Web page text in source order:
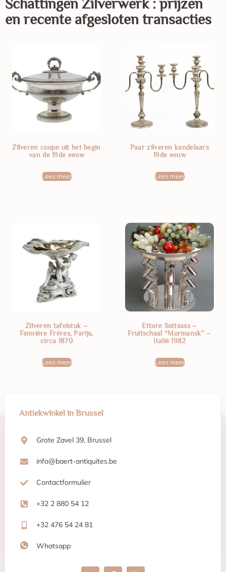
Schattingen Zilverwerk: prijzen
en recente afgesloten transacties
Zilveren coupe uit het begin
van de 19de eeuw
Lees meer
Paar zilveren kandelaars
19de eeuw
Lees meer
Zilveren tafelstuk –
Fannière Frères, Parijs,
circa 1870
Lees meer
Ettore Sottsass –
Fruitschaal “Murmansk” –
Italië 1982
Lees meer
Antiekwinkel in Brussel
Grote Zavel 39, Brussel
info@baert-antiquites.be
Contactformulier
+32 2 880 54 12
+32 476 54 24 81
Whatsapp